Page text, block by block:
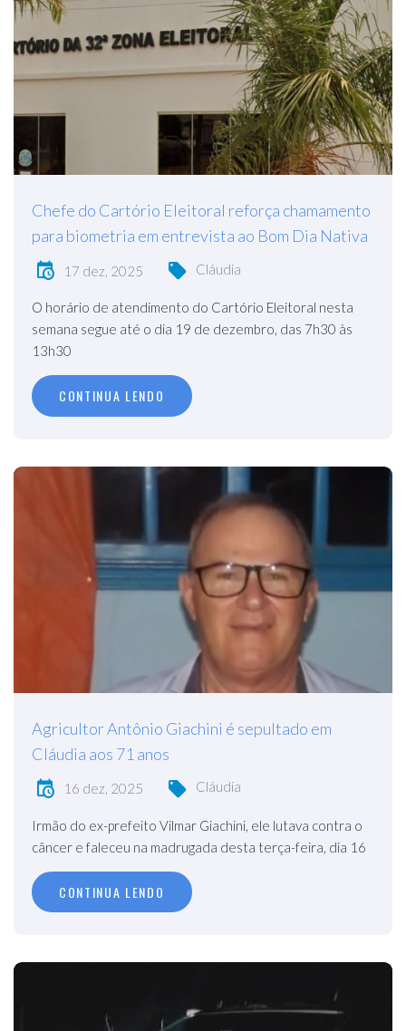
Chefe do Cartório Eleitoral reforça chamamento
para biometria em entrevista ao Bom Dia Nativa
17 dez, 2025 Cláudia
O horário de atendimento do Cartório Eleitoral nesta
semana segue até o dia 19 de dezembro, das 7h30 às
13h30
CONTINUA LENDO
Agricultor Antônio Giachini é sepultado em
Cláudia aos 71 anos
16 dez, 2025 Cláudia
Irmão do ex-prefeito Vilmar Giachini, ele lutava contra o
câncer e faleceu na madrugada desta terça-feira, dia 16
CONTINUA LENDO